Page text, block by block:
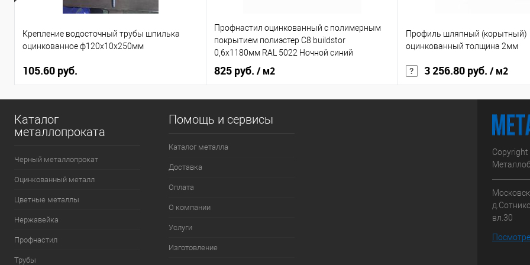
Крепление водосточный трубы шпилька
оцинкованное ф120х10х250мм
105.60 руб.
Профнастил оцинкованный с полимерным
покрытием полиэстер С8 buildstor
0,6х1180мм RAL 5022 Ночной синий
825 руб. / м2
Профиль шляпный (корытный)
оцинкованный толщина 2мм
3 256.80 руб. / м2
Каталог
металлопроката
Черный металлопрокат
Оцинкованный металл
Цветные металлы
Нержавейка
Профнастил
Трубы
Помощь и сервисы
Каталог металла
Доставка
Оплата
О компании
Услуги
Изготовление
вл.30